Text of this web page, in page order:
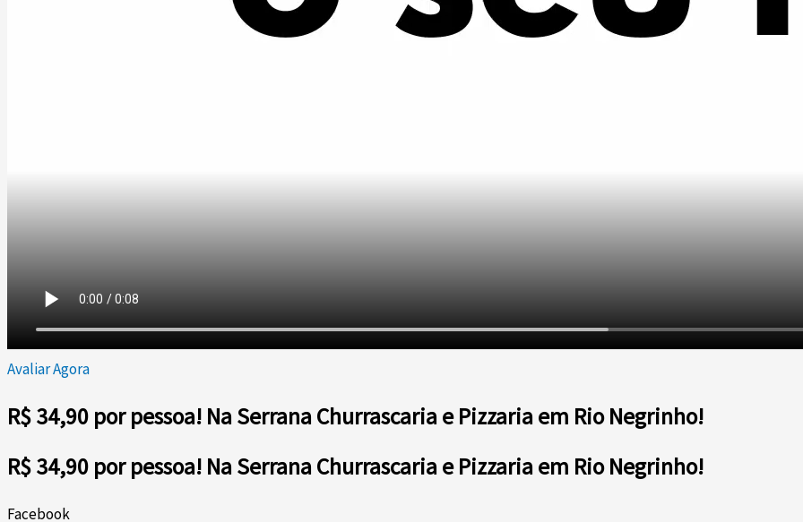
Avaliar Agora
R$ 34,90 por pessoa! Na Serrana Churrascaria e Pizzaria em Rio Negrinho!
R$ 34,90 por pessoa! Na Serrana Churrascaria e Pizzaria em Rio Negrinho!
Facebook